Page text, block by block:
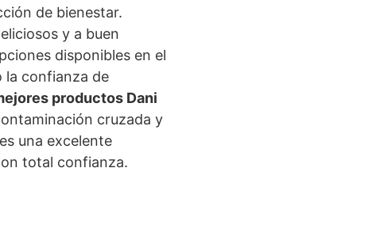
de bienestar.
y a buen
disponibles en el
la confianza de
productos Dani
cruzada y
una excelente
total confianza.